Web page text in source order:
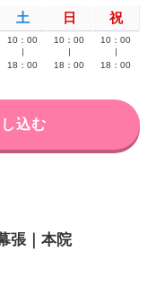
土 日 祝
10：00
18：00
10：00
18：00
10：00
18：00
込む
張｜本院